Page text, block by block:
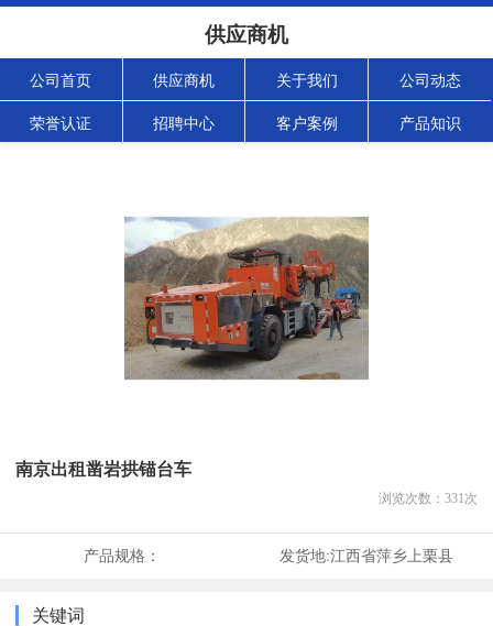
供应商机
公司首页 供应商机 关于我们 公司动态
荣誉认证 招聘中心 客户案例 产品知识
南京出租凿岩拱锚台车
浏览次数： 331次
产品规格： 发货地:江西省萍乡上栗县
关键词